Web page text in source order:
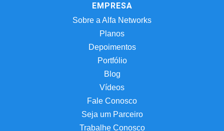
EMPRESA
Sobre a Alfa Networks
Planos
Depoimentos
Portfólio
Blog
Vídeos
Fale Conosco
Seja um Parceiro
Trabalhe Conosco